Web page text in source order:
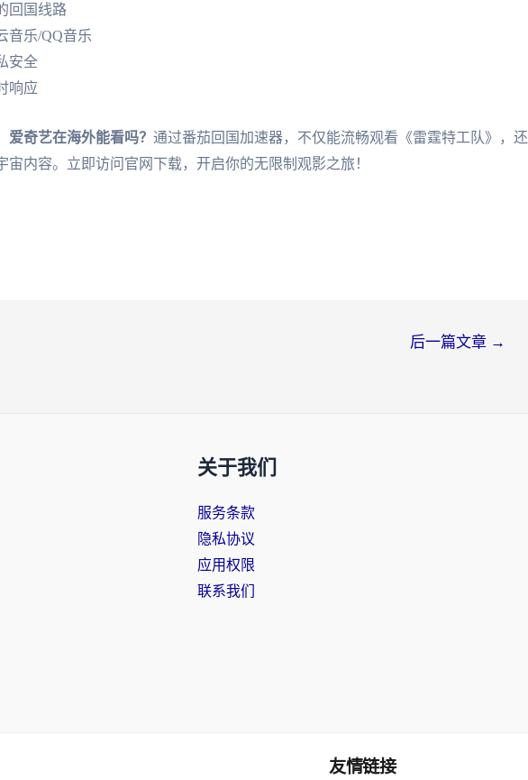
回国线路
音乐/QQ音乐
安全
响应
爱奇艺在海外能看吗？ 通过番茄回国加速器，不仅能流畅观看《雷霆特工队》，还
宙内容。立即访问官网下载，开启你的无限制观影之旅！
后一篇文章 →
关于我们
服务条款
隐私协议
应用权限
联系我们
友情链接